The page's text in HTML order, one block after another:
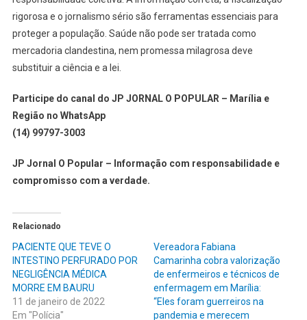
rigorosa e o jornalismo sério são ferramentas essenciais para
proteger a população. Saúde não pode ser tratada como
mercadoria clandestina, nem promessa milagrosa deve
substituir a ciência e a lei.
Participe do canal do JP JORNAL O POPULAR – Marília e
Região no WhatsApp
(14) 99797-3003
JP Jornal O Popular – Informação com responsabilidade e
compromisso com a verdade.
Relacionado
PACIENTE QUE TEVE O
INTESTINO PERFURADO POR
NEGLIGÊNCIA MÉDICA
MORRE EM BAURU
11 de janeiro de 2022
Em "Polícia"
Vereadora Fabiana
Camarinha cobra valorização
de enfermeiros e técnicos de
enfermagem em Marília:
“Eles foram guerreiros na
pandemia e merecem